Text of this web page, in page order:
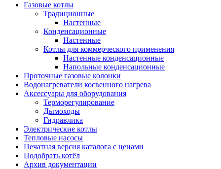
Газовые котлы
Традиционные
Настенные
Конденсационные
Настенные
Котлы для коммерческого применения
Настенные конденсационные
Напольные конденсационные
Проточные газовые колонки
Водонагреватели косвенного нагрева
Аксессуары для оборудования
Терморегулирование
Дымоходы
Гидравлика
Электрические котлы
Тепловые насосы
Печатная версия каталога с ценами
Подобрать котёл
Архив документации